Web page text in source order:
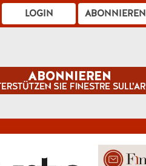
ABONNIEREN
LOGIN